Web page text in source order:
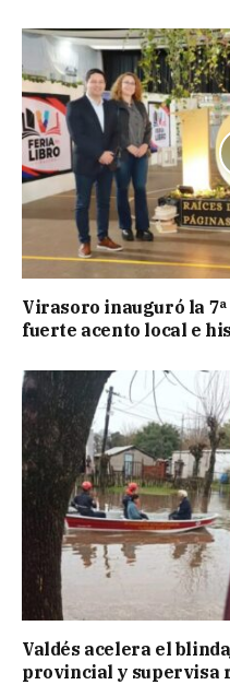
Virasoro inauguró la
fuerte acento local e
Valdés acelera el
provincial y supervisa